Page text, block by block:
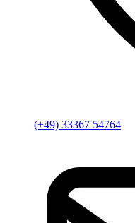
(+49) 33367 54764